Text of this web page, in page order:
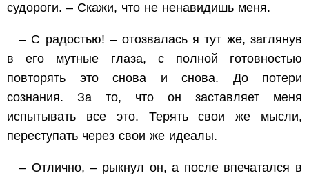
судороги. – Скажи, что не ненавидишь меня.
– С радостью! – отозвалась я тут же, заглянув
в его мутные глаза, с полной готовностью
повторять это снова и снова. До потери
сознания. За то, что он заставляет меня
испытывать все это. Терять свои же мысли,
переступать через свои же идеалы.
– Отлично, – рыкнул он, а после впечатался в